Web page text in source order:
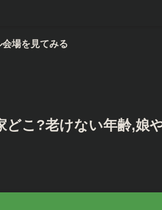
どこ?老けない年齢,娘